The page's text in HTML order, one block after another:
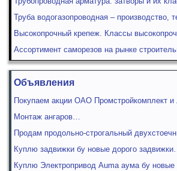
Труба водогазопроводная – производство,
Высокопрочный крепеж. Классы
Ассортимент саморезов на рынке
Объявления
Покупаем акции ОАО Промстройкомплект
Монтаж ангаров…
Продам продольно-строгальный
Куплю задвижки бу новые дорого
Куплю Электропривод Auma аума бу